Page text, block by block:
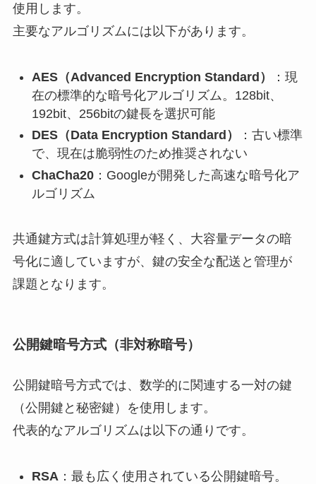
使用します。
主要なアルゴリズムには以下があります。
AES（Advanced Encryption Standard）
：現
在の標準的な暗号化アルゴリズム。128bit、
192bit、256bitの鍵長を選択可能
DES（Data Encryption Standard）
：古い標準
で、現在は脆弱性のため推奨されない
ChaCha20：Googleが開発した高速な暗号化ア
ルゴリズム
共通鍵方式は計算処理が軽く、大容量データの暗
号化に適していますが、鍵の安全な配送と管理が
課題となります。
公開鍵暗号方式（非対称暗号）
公開鍵暗号方式では、数学的に関連する一対の鍵
（公開鍵と秘密鍵）を使用します。
代表的なアルゴリズムは以下の通りです。
RSA ：最も広く使用されている公開鍵暗号。